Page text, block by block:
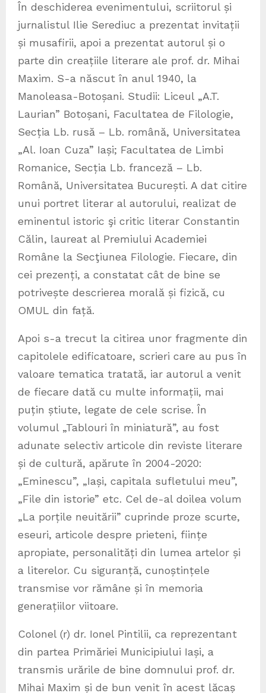
În deschiderea evenimentului, scriitorul și
jurnalistul Ilie Serediuc a prezentat invitații
și musafirii, apoi a prezentat autorul și o
parte din creațiile literare ale prof. dr. Mihai
Maxim. S-a născut în anul 1940, la
Manoleasa-Botoșani. Studii: Liceul „A.T.
Laurian” Botoșani, Facultatea de Filologie,
Secția Lb. rusă – Lb. română, Universitatea
„Al. Ioan Cuza” Iași; Facultatea de Limbi
Romanice, Secția Lb. franceză – Lb.
Română, Universitatea București. A dat citire
unui portret literar al autorului, realizat de
eminentul istoric şi critic literar Constantin
Călin, laureat al Premiului Academiei
Române la Secţiunea Filologie. Fiecare, din
cei prezenți, a constatat cât de bine se
potrivește descrierea morală și fizică, cu
OMUL din față.
Apoi s-a trecut la citirea unor fragmente din
capitolele edificatoare, scrieri care au pus în
valoare tematica tratată, iar autorul a venit
de fiecare dată cu multe informații, mai
puțin știute, legate de cele scrise. În
volumul „Tablouri în miniatură”, au fost
adunate selectiv articole din reviste literare
și de cultură, apărute în 2004-2020:
„Eminescu”, „Iași, capitala sufletului meu”,
„File din istorie” etc. Cel de-al doilea volum
„La porțile neuitării” cuprinde proze scurte,
eseuri, articole despre prieteni, ființe
apropiate, personalități din lumea artelor și
a literelor. Cu siguranță, cunoștințele
transmise vor rămâne și în memoria
generațiilor viitoare.
Colonel (r) dr. Ionel Pintilii, ca reprezentant
din partea Primăriei Municipiului Iași, a
transmis urările de bine domnului prof. dr.
Mihai Maxim și de bun venit în acest lăcaș